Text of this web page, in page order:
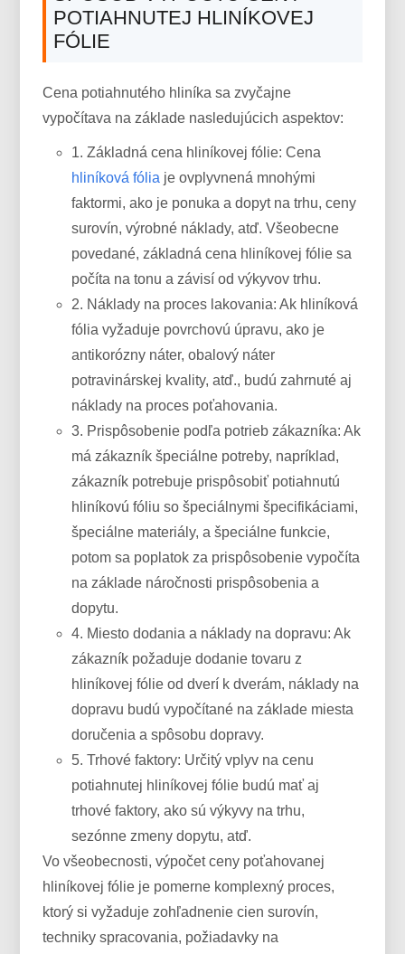
POTIAHNUTEJ HLINÍKOVEJ
FÓLIE
Cena potiahnutého hliníka sa zvyčajne
vypočítava na základe nasledujúcich aspektov:
1. Základná cena hliníkovej fólie: Cena
hliníková fólia je ovplyvnená mnohými
faktormi, ako je ponuka a dopyt na trhu, ceny
surovín, výrobné náklady, atď. Všeobecne
povedané, základná cena hliníkovej fólie sa
počíta na tonu a závisí od výkyvov trhu.
2. Náklady na proces lakovania: Ak hliníková
fólia vyžaduje povrchovú úpravu, ako je
antikorózny náter, obalový náter
potravinárskej kvality, atď., budú zahrnuté aj
náklady na proces poťahovania.
3. Prispôsobenie podľa potrieb zákazníka: Ak
má zákazník špeciálne potreby, napríklad,
zákazník potrebuje prispôsobiť potiahnutú
hliníkovú fóliu so špeciálnymi špecifikáciami,
špeciálne materiály, a špeciálne funkcie,
potom sa poplatok za prispôsobenie vypočíta
na základe náročnosti prispôsobenia a
dopytu.
4. Miesto dodania a náklady na dopravu: Ak
zákazník požaduje dodanie tovaru z
hliníkovej fólie od dverí k dverám, náklady na
dopravu budú vypočítané na základe miesta
doručenia a spôsobu dopravy.
5. Trhové faktory: Určitý vplyv na cenu
potiahnutej hliníkovej fólie budú mať aj
trhové faktory, ako sú výkyvy na trhu,
sezónne zmeny dopytu, atď.
Vo všeobecnosti, výpočet ceny poťahovanej
hliníkovej fólie je pomerne komplexný proces,
ktorý si vyžaduje zohľadnenie cien surovín,
techniky spracovania, požiadavky na